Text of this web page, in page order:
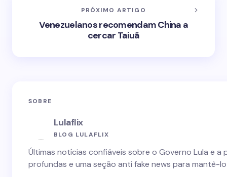
PRÓXIMO ARTIGO
Venezuelanos recomendam China a
cercar Taiuã
SOBRE
Lulaflix
BLOG LULAFLIX
Últimas notícias confiáveis sobre o Governo Lula e
profundas e uma seção anti fake news para mantê-